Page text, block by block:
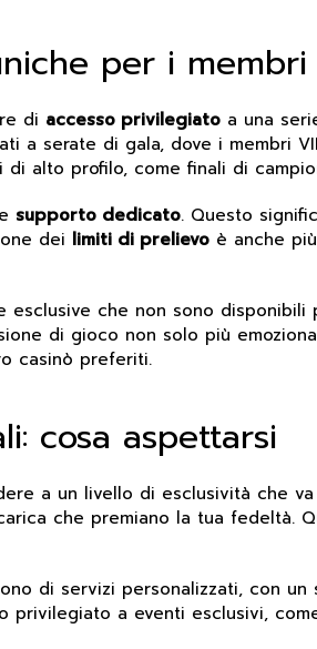
per i membri
di accesso privilegiato a una
a serate di gala, dove i
di alto profilo, come finali di
e supporto dedicato. Questo
dei limiti di prelievo è anche
esclusive che non sono
di gioco non solo più
casinò preferiti.
cosa aspettarsi
a un livello di esclusività che
che premiano la tua
di servizi personalizzati, con
privilegiato a eventi esclusivi,